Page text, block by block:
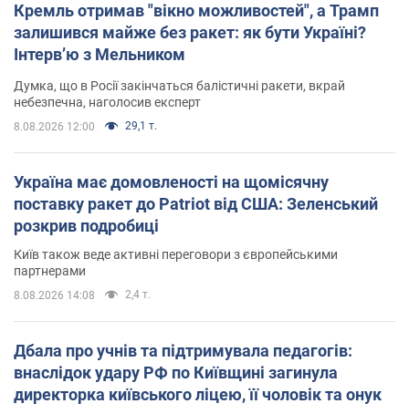
Кремль отримав "вікно можливостей", а Трамп
залишився майже без ракет: як бути Україні?
Інтерв’ю з Мельником
Думка, що в Росії закінчаться балістичні ракети, вкрай
небезпечна, наголосив експерт
8.08.2026 12:00 29,1 т.
Україна має домовленості на щомісячну
поставку ракет до Patriot від США: Зеленський
розкрив подробиці
Київ також веде активні переговори з європейськими
партнерами
8.08.2026 14:08 2,4 т.
Дбала про учнів та підтримувала педагогів:
внаслідок удару РФ по Київщині загинула
директорка київського ліцею, її чоловік та онук